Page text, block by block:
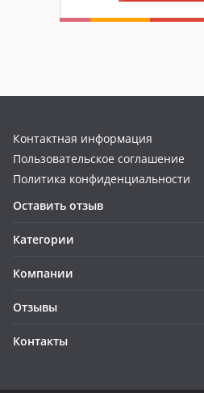
Контактная информация
Пользовательское соглашение
Политика конфиденциальности
Оставить отзыв
Категории
Компании
Отзывы
Контакты